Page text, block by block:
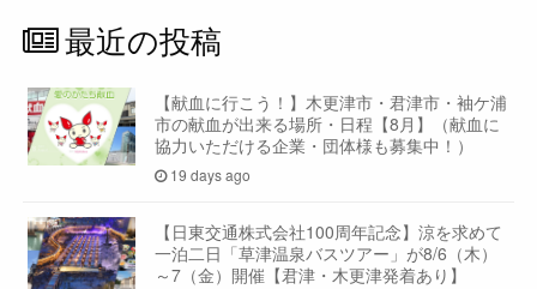
最近の投稿
【献血に行こう！】木更津市・君津市・袖ケ浦
市の献血が出来る場所・日程【8月】（献血に
協力いただける企業・団体様も募集中！）
19 days ago
【日東交通株式会社100周年記念】涼を求めて
一泊二日「草津温泉バスツアー」が8/6（木）
～7（金）開催【君津・木更津発着あり】